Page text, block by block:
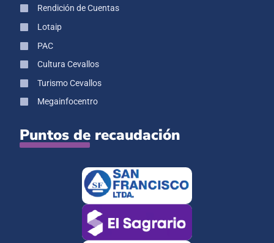
Rendición de Cuentas
Lotaip
PAC
Cultura Cevallos
Turismo Cevallos
Megainfocentro
Puntos de recaudación